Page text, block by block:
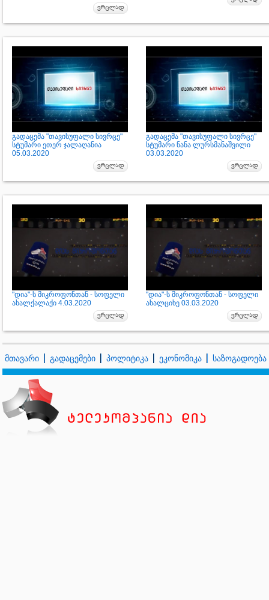
გადაცემა "თავისუფალი სივრცე"
სტუმარი ეთერ ჯალაღანია
05.03.2020
გადაცემა "თავისუფალი სივრცე"
სტუმარი ნანა ლურსმანაშვილი
03.03.2020
"დია"-ს მიკროფონთან - სოფელი
ახალქალაქი 4.03.2020
"დია"-ს მიკროფონთან - სოფელი
ახალციხე 03.03.2020
მთავარი გადაცემები პოლიტიკა ეკონომიკა საზოგადოება